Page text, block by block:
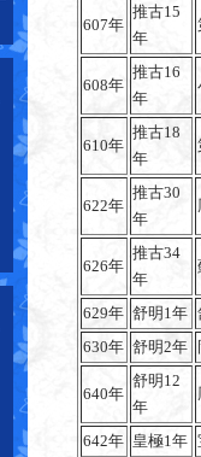
607年
推古15
年
608年
推古16
年
610年
推古18
年
622年
推古30
年
626年
推古34
年
629年 舒明1年
630年 舒明2年
640年
舒明12
年
642年 皇極1年